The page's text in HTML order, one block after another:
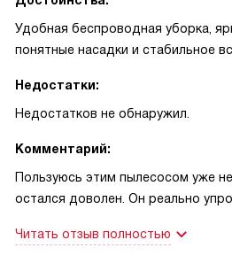
Удобная беспроводная уборка,
понятные насадки и стабильное
Недостатки:
Недостатков не обнаружил.
Комментарий:
Пользуюсь этим пылесосом уже
остался доволен. Он реально
проводом. LED-подсветка
Читать отзыв полностью